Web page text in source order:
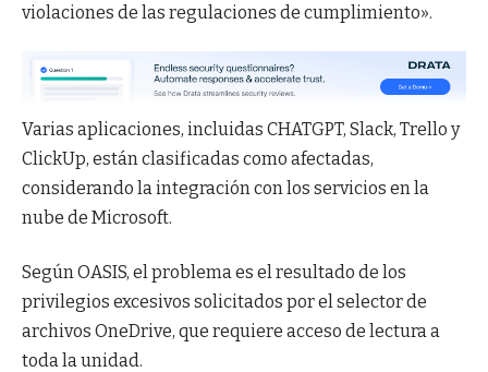
violaciones de las regulaciones de cumplimiento».
Varias aplicaciones, incluidas CHATGPT, Slack, Trello y
ClickUp, están clasificadas como afectadas,
considerando la integración con los servicios en la
nube de Microsoft.
Según OASIS, el problema es el resultado de los
privilegios excesivos solicitados por el selector de
archivos OneDrive, que requiere acceso de lectura a
toda la unidad.